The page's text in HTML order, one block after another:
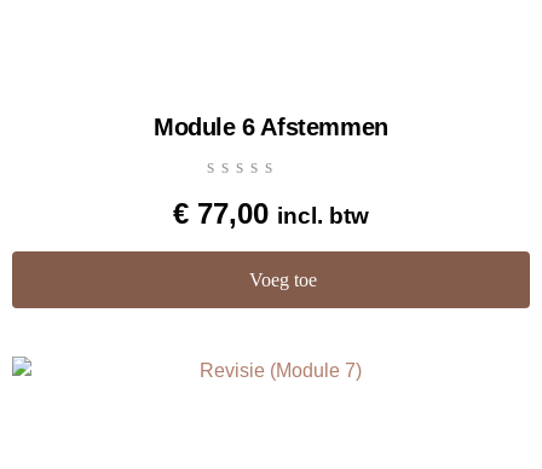
Module 6 Afstemmen
€ 77,00 incl. btw
Voeg toe